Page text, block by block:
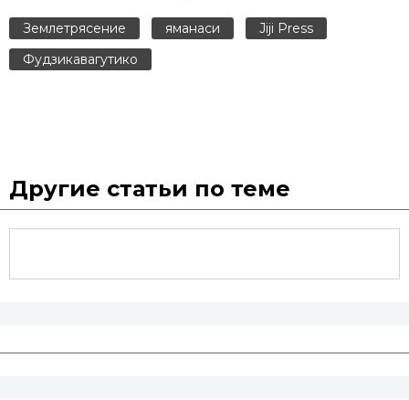
Землетрясение яманаси
Jiji Press
Фудзикавагутико
Другие статьи по теме